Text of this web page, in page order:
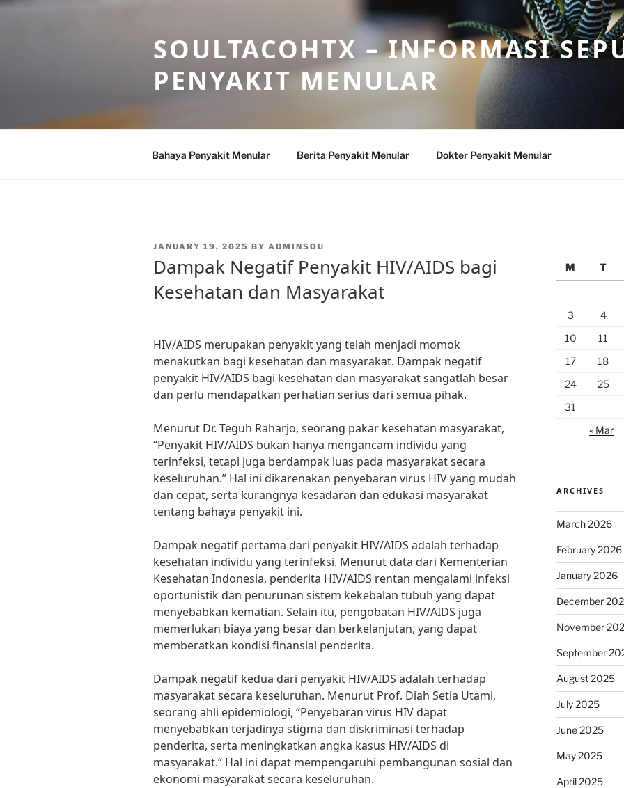
Skip
SOULTACOHTX – INFORMASI
PENYAKIT MENULAR
Bahaya Penyakit Menular Berita Penyakit Menular Dokter Penyakit Menular
POSTED
JANUARY 19, 2025 BY ADMINSOU
Dampak Negatif Penyakit HIV/AIDS bagi
Kesehatan dan Masyarakat
HIV/AIDS merupakan penyakit yang telah menjadi momok
menakutkan bagi kesehatan dan masyarakat. Dampak negatif
penyakit HIV/AIDS bagi kesehatan dan masyarakat sangatlah besar
dan perlu mendapatkan perhatian serius dari semua pihak.
Menurut Dr. Teguh Raharjo, seorang pakar kesehatan masyarakat,
“Penyakit HIV/AIDS bukan hanya mengancam individu yang
terinfeksi, tetapi juga berdampak luas pada masyarakat secara
keseluruhan.” Hal ini dikarenakan penyebaran virus HIV yang mudah
dan cepat, serta kurangnya kesadaran dan edukasi masyarakat
tentang bahaya penyakit ini.
Dampak negatif pertama dari penyakit HIV/AIDS adalah terhadap
kesehatan individu yang terinfeksi. Menurut data dari Kementerian
Kesehatan Indonesia, penderita HIV/AIDS rentan mengalami infeksi
oportunistik dan penurunan sistem kekebalan tubuh yang dapat
menyebabkan kematian. Selain itu, pengobatan HIV/AIDS juga
memerlukan biaya yang besar dan berkelanjutan, yang dapat
memberatkan kondisi finansial penderita.
Dampak negatif kedua dari penyakit HIV/AIDS adalah terhadap
masyarakat secara keseluruhan. Menurut Prof. Diah Setia Utami,
seorang ahli epidemiologi, “Penyebaran virus HIV dapat
menyebabkan terjadinya stigma dan diskriminasi terhadap
penderita, serta meningkatkan angka kasus HIV/AIDS di
masyarakat.” Hal ini dapat mempengaruhi pembangunan sosial dan
ekonomi masyarakat secara keseluruhan.
M
T
3
4
10
11
17
18
24
25
31
« Mar
ARCHIVES
March 2026
February 2026
January 2026
December
November
September
August 2025
July 2025
June 2025
May 2025
April 2025